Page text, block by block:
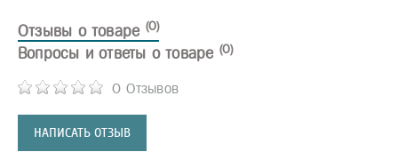
Отзывы о товаре (0)
0 Отзывов
НАПИСАТЬ ОТЗЫВ
Вопросы и ответы о товаре (0)